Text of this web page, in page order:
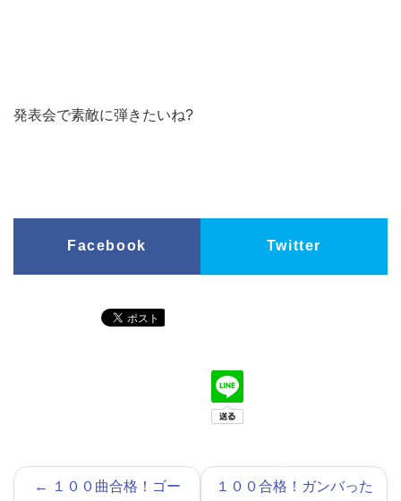
発表会で素敵に弾きたいね?
Facebook Twitter
←
１００曲合格！ゴー
１００合格！ガンバった